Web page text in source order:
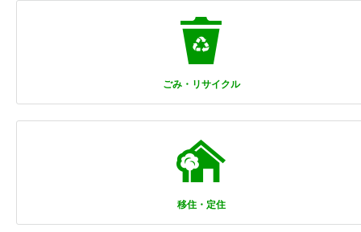
ごみ・リサイクル
移住・定住